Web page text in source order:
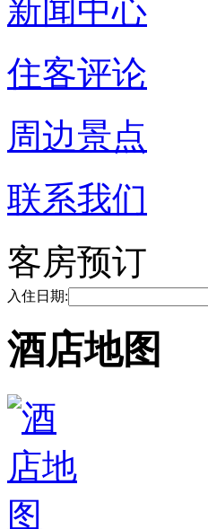
新闻中心
住客评论
周边景点
联系我们
客房预订
入住日期:
酒店地图